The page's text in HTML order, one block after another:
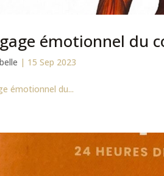
émotionnel du
| 15 Sep 2023
émotionnel du...